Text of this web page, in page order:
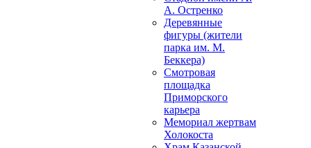
А. Остренко
Деревянные
фигуры (жители
парка им. М.
Беккера)
Смотровая
площадка
Приморского
карьера
Мемориал жертвам
Холокоста